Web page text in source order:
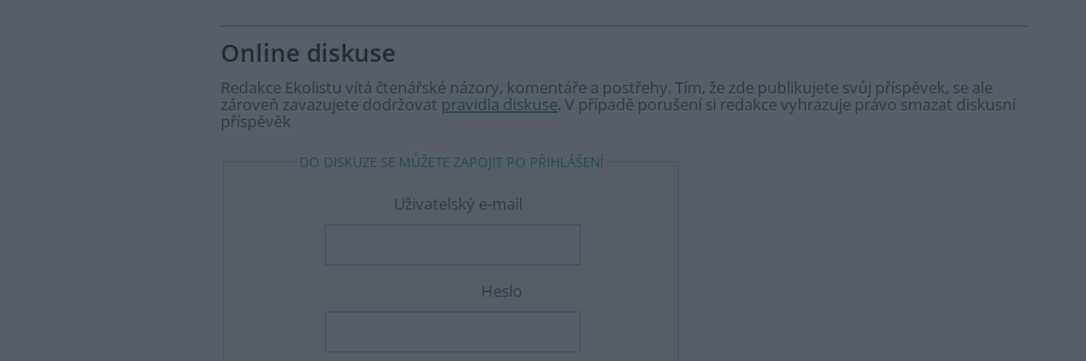
Online diskuse
Redakce Ekolistu vítá čtenářské názory, komentáře a postřehy. Tím, že zde publikujete svůj příspěvek, se ale
zároveň zavazujete dodržovat pravidla diskuse. V případě porušení si redakce vyhrazuje právo smazat diskusní
příspěvěk
DO DISKUZE SE MŮŽETE ZAPOJIT PO PŘIHLÁŠENÍ
Uživatelský e-mail
Heslo